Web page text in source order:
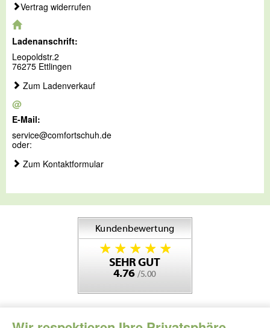
Vertrag widerrufen
Ladenanschrift:
Leopoldstr.2
76275 Ettlingen
Zum Ladenverkauf
@
E-Mail:
service@comfortschuh.de
oder:
Zum Kontaktformular